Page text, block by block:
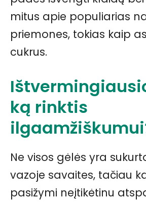
mitus apie populiarias
priemones, tokias kaip
cukrus.
ką rinktis
Ne visos gėlės yra
vazoje savaites, tačiau
pasižymi neįtikėtinu